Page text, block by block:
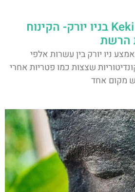
Keki Modern Cakes בניו יורק- הקינוח
הרשת
ניו יורק בין עשרות אלפי
שצצות כמו פטריות אחרי
מקום אחד